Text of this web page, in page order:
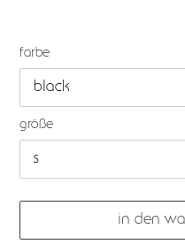
farbe
größe
in den